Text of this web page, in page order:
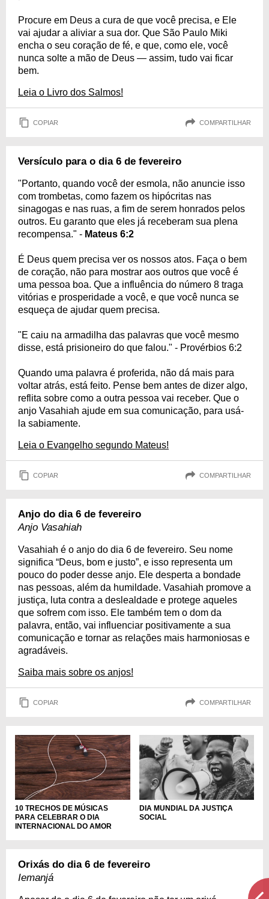
Procure em Deus a cura de que você precisa, e Ele
vai ajudar a aliviar a sua dor. Que São Paulo Miki
encha o seu coração de fé, e que, como ele, você
nunca solte a mão de Deus — assim, tudo vai ficar
bem.
Leia o Livro dos Salmos!
COPIAR COMPARTILHAR
Versículo para o dia 6 de fevereiro
"Portanto, quando você der esmola, não anuncie isso
com trombetas, como fazem os hipócritas nas
sinagogas e nas ruas, a fim de serem honrados pelos
outros. Eu garanto que eles já receberam sua plena
recompensa." - Mateus 6:2
É Deus quem precisa ver os nossos atos. Faça o bem
de coração, não para mostrar aos outros que você é
uma pessoa boa. Que a influência do número 8 traga
vitórias e prosperidade a você, e que você nunca se
esqueça de ajudar quem precisa.
"E caiu na armadilha das palavras que você mesmo
disse, está prisioneiro do que falou." - Provérbios 6:2
Quando uma palavra é proferida, não dá mais para
voltar atrás, está feito. Pense bem antes de dizer algo,
reflita sobre como a outra pessoa vai receber. Que o
anjo Vasahiah ajude em sua comunicação, para usá-
la sabiamente.
Leia o Evangelho segundo Mateus!
COPIAR COMPARTILHAR
Anjo do dia 6 de fevereiro
Anjo Vasahiah
Vasahiah é o anjo do dia 6 de fevereiro. Seu nome
significa “Deus, bom e justo”, e isso representa um
pouco do poder desse anjo. Ele desperta a bondade
nas pessoas, além da humildade. Vasahiah promove a
justiça, luta contra a deslealdade e protege aqueles
que sofrem com isso. Ele também tem o dom da
palavra, então, vai influenciar positivamente a sua
comunicação e tornar as relações mais harmoniosas e
agradáveis.
Saiba mais sobre os anjos!
COPIAR COMPARTILHAR
10 TRECHOS DE MÚSICAS
PARA CELEBRAR O DIA
INTERNACIONAL DO AMOR
DIA MUNDIAL DA JUSTIÇA
SOCIAL
Orixás do dia 6 de fevereiro
Iemanjá